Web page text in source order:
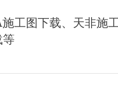
工图下载、天非施
等